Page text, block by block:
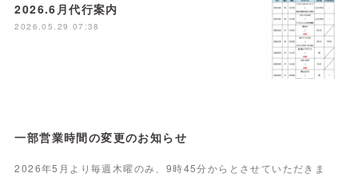
2026.6月代行案内
2026.05.29 07:38
一部営業時間の変更のお知らせ
2026年5月より毎週木曜のみ、9時45分からとさせていただきま